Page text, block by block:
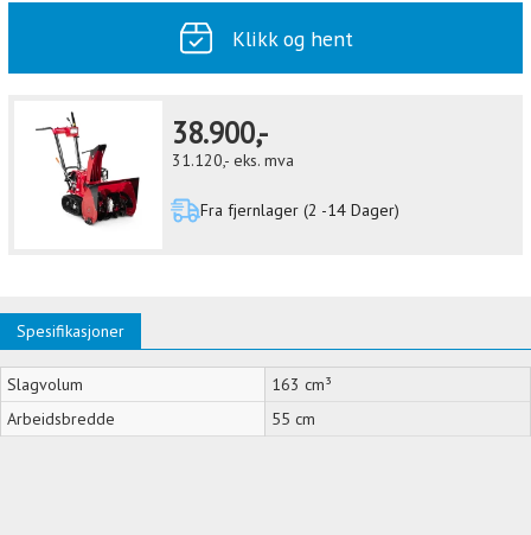
Klikk og hent
38.900,-
31.120,- eks. mva
Fra fjernlager (2 -14 Dager)
Spesifikasjoner
Slagvolum
163 cm³
Arbeidsbredde
55 cm